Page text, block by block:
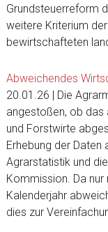
Grundsteuerreform
weitere Kriterium
bewirtschafteten
Abweichendes
20.01.26 | Die
angestoßen, ob das
und Forstwirte
Erhebung der
Agrarstatistik und
Kommission. Da
Kalenderjahr
dies zur